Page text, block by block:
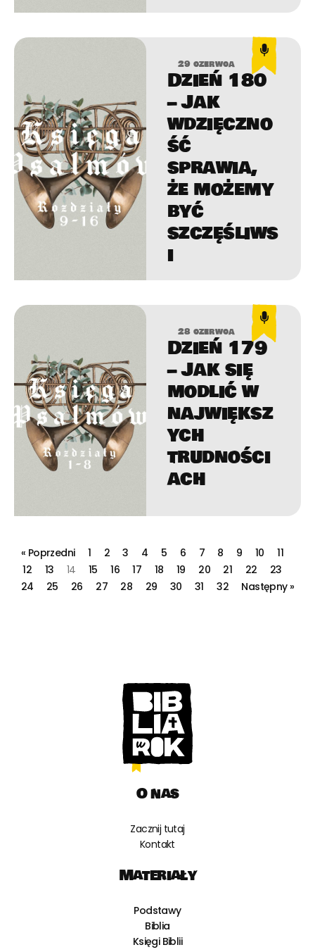
29 czerwca
Dzień 180
– Jak
wdzięczno
ść
sprawia,
że możemy
być
szczęśliws
i
28 czerwca
Dzień 179
– Jak się
modlić w
największ
ych
trudności
ach
« Poprzedni 1 2 3 4 5 6 7 8 9 10
11
12
13 14 15 16 17 18 19 20 21 22
23
24
25 26 27 28 29 30 31 32 Następny »
O nas
Zacznij tutaj
Kontakt
Materiały
Podstawy
Biblia
Księgi Biblii